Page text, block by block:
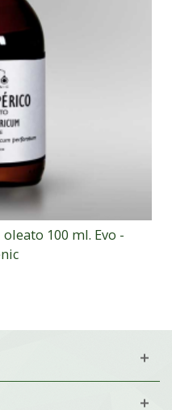
100 ml. Evo -